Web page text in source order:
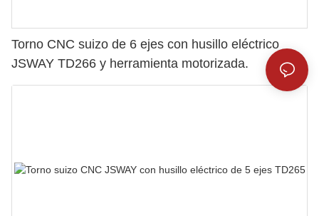
Torno CNC suizo de 6 ejes con husillo eléctrico
JSWAY TD266 y herramienta motorizada.